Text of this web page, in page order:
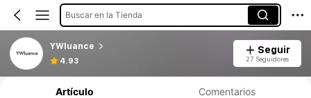
Buscar en la Tienda
YWluance
4.93
Seguir
27 Seguidores
Artículo Comentarios